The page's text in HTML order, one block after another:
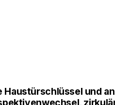
Haustürschlüssel und